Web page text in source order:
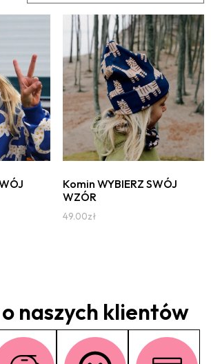
Komin WYBIERZ SWÓJ
WZÓR
49.00zł
naszych klientów